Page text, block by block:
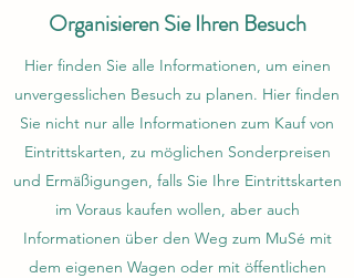
Organisieren Sie Ihren Besuch
Hier finden Sie alle Informationen, um einen
unvergesslichen Besuch zu planen. Hier finden
Sie nicht nur alle Informationen zum Kauf von
Eintrittskarten, zu möglichen Sonderpreisen
und Ermäßigungen, falls Sie Ihre Eintrittskarten
im Voraus kaufen wollen, aber auch
Informationen über den Weg zum MuSé mit
dem eigenen Wagen oder mit öffentlichen